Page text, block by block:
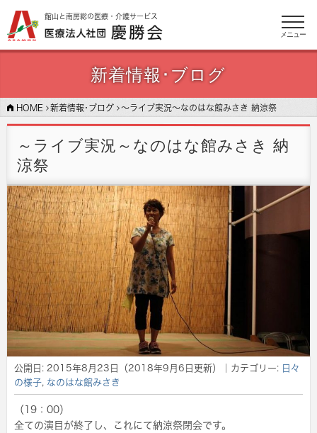
館山と南房総の医療・介護サービス
メニュー
新着情報･ブログ
HOME 新着情報･ブログ ～ライブ実況～なのはな館みさき 納涼祭
～ライブ実況～なのはな館みさき 納
涼祭
公開日: 2015年8月23日 （2018年9月6日更新） ｜カテゴリー: 日々
の様子, なのはな館みさき
（19：00）
全ての演目が終了し、これにて納涼祭閉会です。